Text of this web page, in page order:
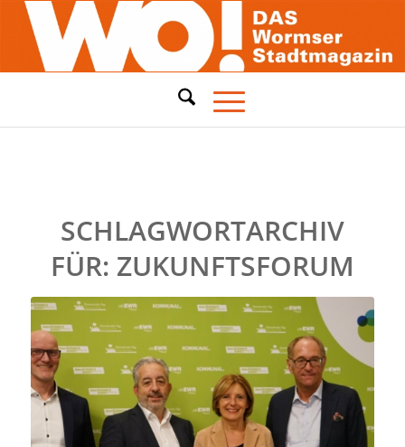
SCHLAGWORTARCHIV
FÜR: ZUKUNFTSFORUM